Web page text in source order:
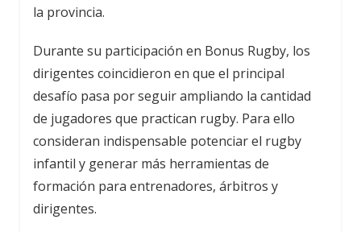
la provincia.
Durante su participación en Bonus Rugby, los
dirigentes coincidieron en que el principal
desafío pasa por seguir ampliando la cantidad
de jugadores que practican rugby. Para ello
consideran indispensable potenciar el rugby
infantil y generar más herramientas de
formación para entrenadores, árbitros y
dirigentes.